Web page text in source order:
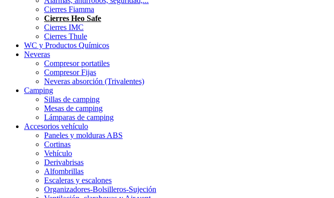
Cierres Fiamma
Cierres Heo Safe
Cierres IMC
Cierres Thule
WC y Productos Químicos
Neveras
Compresor portatiles
Compresor Fijas
Neveras absorción (Trivalentes)
Camping
Sillas de camping
Mesas de camping
Lámparas de camping
Accesorios vehículo
Paneles y molduras ABS
Cortinas
Vehículo
Derivabrisas
Alfombrillas
Escaleras y escalones
Organizadores-Bolsilleros-Sujeción